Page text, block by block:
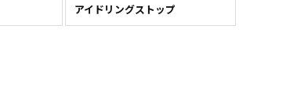
アイドリングストップ